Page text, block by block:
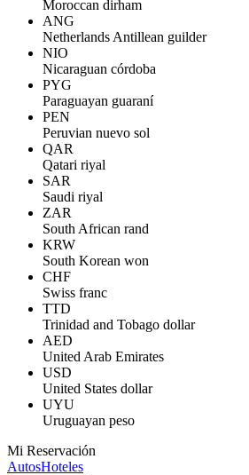
Moroccan dirham
ANG
Netherlands Antillean guilder
NIO
Nicaraguan córdoba
PYG
Paraguayan guaraní
PEN
Peruvian nuevo sol
QAR
Qatari riyal
SAR
Saudi riyal
ZAR
South African rand
KRW
South Korean won
CHF
Swiss franc
TTD
Trinidad and Tobago dollar
AED
United Arab Emirates
USD
United States dollar
UYU
Uruguayan peso
Mi Reservación
AutosHoteles